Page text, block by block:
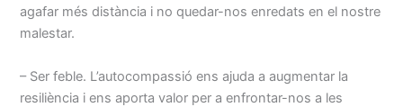
agafar més distància i no quedar-nos enredats en el nostre
malestar.
– Ser feble. L’autocompassió ens ajuda a augmentar la
resiliència i ens aporta valor per a enfrontar-nos a les